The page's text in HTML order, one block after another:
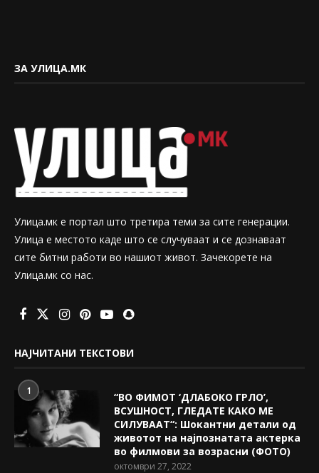
ЗА УЛИЦА.МК
Улица.мк е портал што третира теми за сите генерации.
Улица е местото каде што се случуваат и се дознаваат
сите битни работи во нашиот живот. Зачекорете на
Улица.мк со нас.
НАЈЧИТАНИ ТЕКСТОВИ
1
“ВО ФИМОТ ‘ДЛАБОКО ГРЛО’,
ВСУШНОСТ, ГЛЕДАТЕ КАКО МЕ
СИЛУВААТ“: Шокантни детали од
животот на најпознатата актерка
во филмови за возрасни (ФОТО)
октомври 27, 2022